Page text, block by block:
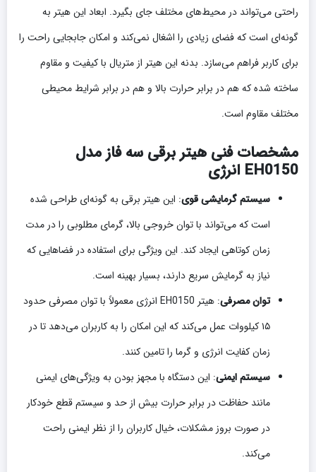
راحتی می‌تواند در محیط‌های مختلف جای بگیرد. ابعاد این هیتر به
گونه‌ای است که فضای زیادی را اشغال نمی‌کند و امکان جابجایی راحت را
برای کاربر فراهم می‌سازد. بدنه این هیتر از متریال با کیفیت و مقاوم
ساخته شده که هم در برابر حرارت بالا و هم در برابر شرایط محیطی
مختلف مقاوم است.
مشخصات فنی هیتر برقی سه فاز مدل
EH0150 انرژی
سیستم گرمایشی قوی: این هیتر برقی به گونه‌ای طراحی شده
است که می‌تواند با توان خروجی بالا، گرمای مطلوبی را در مدت
زمان کوتاهی ایجاد کند. این ویژگی برای استفاده در فضاهایی که
نیاز به گرمایش سریع دارند، بسیار بهینه است.
توان مصرفی
: هیتر EH0150 انرژی معمولاً با توان مصرفی حدود
۱۵ کیلووات عمل می‌کند که این امکان را به کاربران می‌دهد تا در
زمان کفایت انرژی و گرما را تامین کنند.
سیستم ایمنی: این دستگاه با مجهز بودن به ویژگی‌های ایمنی
مانند حفاظت در برابر حرارت بیش از حد و سیستم قطع خودکار
در صورت بروز مشکلات، خیال کاربران را از نظر ایمنی راحت
می‌کند.